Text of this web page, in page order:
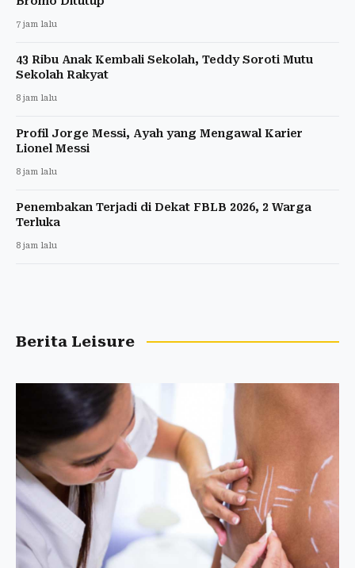
7 jam lalu
43 Ribu Anak Kembali Sekolah, Teddy Soroti Mutu
Sekolah Rakyat
8 jam lalu
Profil Jorge Messi, Ayah yang Mengawal Karier
Lionel Messi
8 jam lalu
Penembakan Terjadi di Dekat FBLB 2026, 2 Warga
Terluka
8 jam lalu
Berita Leisure